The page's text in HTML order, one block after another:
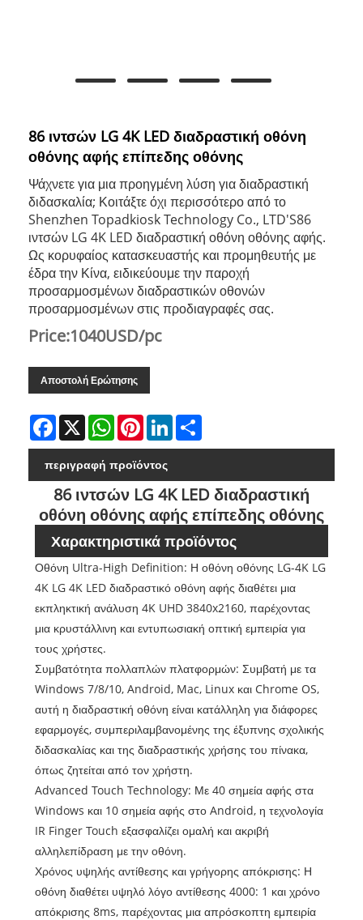
86 ιντσών LG 4K LED διαδραστική οθόνη
οθόνης αφής επίπεδης οθόνης
Ψάχνετε για μια προηγμένη λύση για διαδραστική
διδασκαλία; Κοιτάξτε όχι περισσότερο από το
Shenzhen Topadkiosk Technology Co., LTD'S86
ιντσών LG 4K LED διαδραστική οθόνη οθόνης αφής.
Ως κορυφαίος κατασκευαστής και προμηθευτής με
έδρα την Κίνα, ειδικεύουμε την παροχή
προσαρμοσμένων διαδραστικών οθονών
προσαρμοσμένων στις προδιαγραφές σας.
Price:1040USD/pc
Αποστολή Ερώτησης
Facebook
X WhatsAppPinterestLinkedIn
περιγραφή προϊόντος
86 ιντσών LG 4K LED διαδραστική
οθόνη οθόνης αφής επίπεδης οθόνης
Χαρακτηριστικά προϊόντος
Οθόνη Ultra-High Definition: Η οθόνη οθόνης LG-4K LG
4K LG 4K LED διαδραστικό οθόνη αφής διαθέτει μια
εκπληκτική ανάλυση 4K UHD 3840x2160, παρέχοντας
μια κρυστάλλινη και εντυπωσιακή οπτική εμπειρία για
τους χρήστες.
Συμβατότητα πολλαπλών πλατφορμών: Συμβατή με τα
Windows 7/8/10, Android, Mac, Linux και Chrome OS,
αυτή η διαδραστική οθόνη είναι κατάλληλη για διάφορες
εφαρμογές, συμπεριλαμβανομένης της έξυπνης σχολικής
διδασκαλίας και της διαδραστικής χρήσης του πίνακα,
όπως ζητείται από τον χρήστη.
Advanced Touch Technology: Με 40 σημεία αφής στα
Windows και 10 σημεία αφής στο Android, η τεχνολογία
IR Finger Touch εξασφαλίζει ομαλή και ακριβή
αλληλεπίδραση με την οθόνη.
Χρόνος υψηλής αντίθεσης και γρήγορης απόκρισης: Η
οθόνη διαθέτει υψηλό λόγο αντίθεσης 4000: 1 και χρόνο
απόκρισης 8ms, παρέχοντας μια απρόσκοπτη εμπειρία